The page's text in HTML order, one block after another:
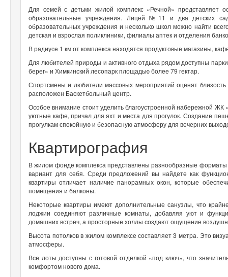
Для семей с детьми жилой комплекс «Речной» представляет
образовательные учреждения. Лицей №11 и два детских
образовательных учреждения и несколько школ можно найти
детская и взрослая поликлиники, филиалы аптек и отделения
В радиусе 1 км от комплекса находятся продуктовые магазины,
Для любителей природы и активного отдыха рядом доступны
берег» и Химкинский лесопарк площадью более 79 гектар.
Спортсмены и любители массовых мероприятий оценят
расположен Баскетбольный центр.
Особое внимание стоит уделить благоустроенной набережной
уютные кафе, причал для яхт и места для прогулок. Создание
прогулкам спокойную и безопасную атмосферу для вечерних
Квартирография
В жилом фонде комплекса представлены разнообразные
вариант для себя. Среди предложений вы найдете как
квартиры отличает наличие панорамных окон, которые
помещения и балконы.
Некоторые квартиры имеют дополнительные санузлы, что
лоджии соединяют различные комнаты, добавляя уют и
домашних встреч, а просторные холлы создают ощущение
Высота потолков в жилом комплексе составляет 3 метра. Это
атмосферы.
Все лоты доступны с готовой отделкой «под ключ», что
комфортом нового дома.